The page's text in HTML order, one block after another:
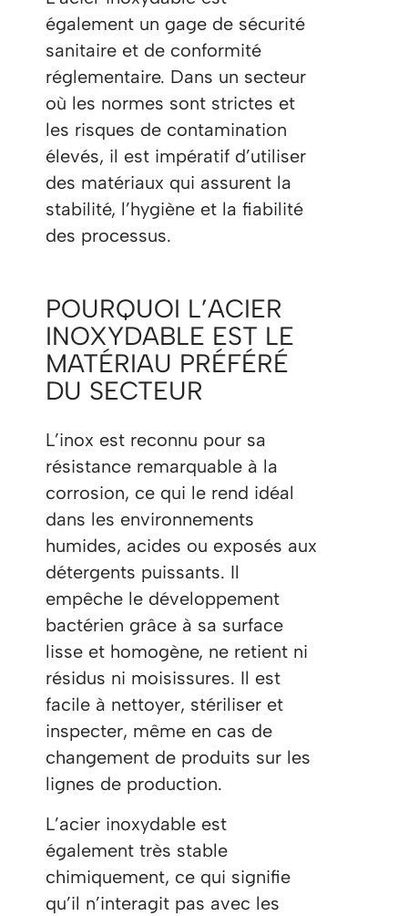
également un gage de sécurité
sanitaire et de conformité
réglementaire. Dans un secteur
où les normes sont strictes et
les risques de contamination
élevés, il est impératif d’utiliser
des matériaux qui assurent la
stabilité, l’hygiène et la fiabilité
des processus.
POURQUOI L’ACIER
INOXYDABLE EST LE
MATÉRIAU PRÉFÉRÉ
DU SECTEUR
L’inox est reconnu pour sa
résistance remarquable à la
corrosion, ce qui le rend idéal
dans les environnements
humides, acides ou exposés aux
détergents puissants. Il
empêche le développement
bactérien grâce à sa surface
lisse et homogène, ne retient ni
résidus ni moisissures. Il est
facile à nettoyer, stériliser et
inspecter, même en cas de
changement de produits sur les
lignes de production.
L’acier inoxydable est
également très stable
chimiquement, ce qui signifie
qu’il n’interagit pas avec les